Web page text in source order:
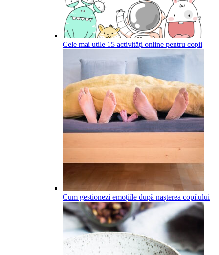
Cele mai utile 15 activități online pentru copii
Cum gestionezi emoțiile după nașterea copilului